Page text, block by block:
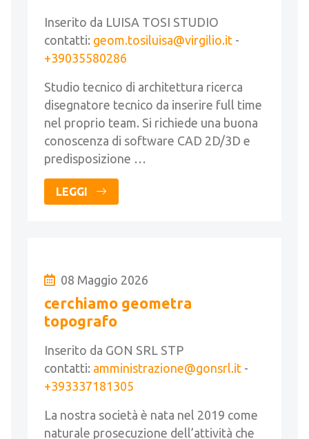
Inserito da LUISA TOSI STUDIO
contatti: geom.tosiluisa@virgilio.it -
+39035580286
Studio tecnico di architettura ricerca
disegnatore tecnico da inserire full time
nel proprio team. Si richiede una buona
conoscenza di software CAD 2D/3D e
predisposizione …
LEGGI
08 Maggio 2026
cerchiamo geometra
topografo
Inserito da GON SRL STP
contatti: amministrazione@gonsrl.it -
+393337181305
La nostra società è nata nel 2019 come
naturale prosecuzione dell’attività che